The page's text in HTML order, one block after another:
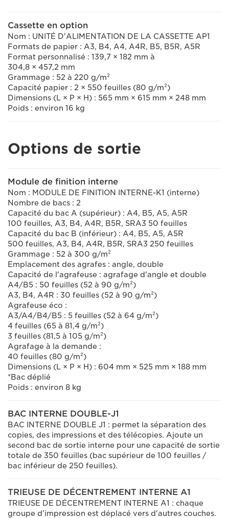
Cassette en option
Nom : UNITÉ D'ALIMENTATION DE LA CASSETTE AP1
Formats de papier : A3, B4, A4, A4R, B5, B5R, A5R
Format personnalisé : 139,7 × 182 mm à
304,8 × 457,2 mm
Grammage : 52 à 220 g/m²
Capacité papier : 2 × 550 feuilles (80 g/m²)
Dimensions (L × P × H) : 565 mm × 615 mm × 248 mm
Poids : environ 16 kg
Options de sortie
Module de finition interne
Nom : MODULE DE FINITION INTERNE-K1 (interne)
Nombre de bacs : 2
Capacité du bac A (supérieur) : A4, B5, A5, A5R
100 feuilles, A3, B4, A4R, B5R, SRA3 50 feuilles
Capacité du bac B (inférieur) : A4, B5, A5, A5R
500 feuilles, A3, B4, A4R, B5R, SRA3 250 feuilles
Grammage : 52 à 300 g/m²
Emplacement des agrafes : angle, double
Capacité de l'agrafeuse : agrafage d'angle et double
A4/B5 : 50 feuilles (52 à 90 g/m²)
A3, B4, A4R : 30 feuilles (52 à 90 g/m²)
Agrafeuse éco :
A3/A4/B4/B5 : 5 feuilles (52 à 64 g/m²)
4 feuilles (65 à 81,4 g/m²)
3 feuilles (81,5 à 105 g/m²)
Agrafage à la demande :
40 feuilles (80 g/m²)
Dimensions (L × P × H) : 604 mm × 525 mm × 188 mm
*Bac déplié
Poids : environ 8 kg
BAC INTERNE DOUBLE-J1
BAC INTERNE DOUBLE J1 : permet la séparation des
copies, des impressions et des télécopies. Ajoute un
second bac de sortie interne pour une capacité de sortie
totale de 350 feuilles (bac supérieur de 100 feuilles /
bac inférieur de 250 feuilles).
TRIEUSE DE DÉCENTREMENT INTERNE A1
TRIEUSE DE DÉCENTREMENT INTERNE A1 : chaque
groupe d'impression est déplacé vers d'autres couches.